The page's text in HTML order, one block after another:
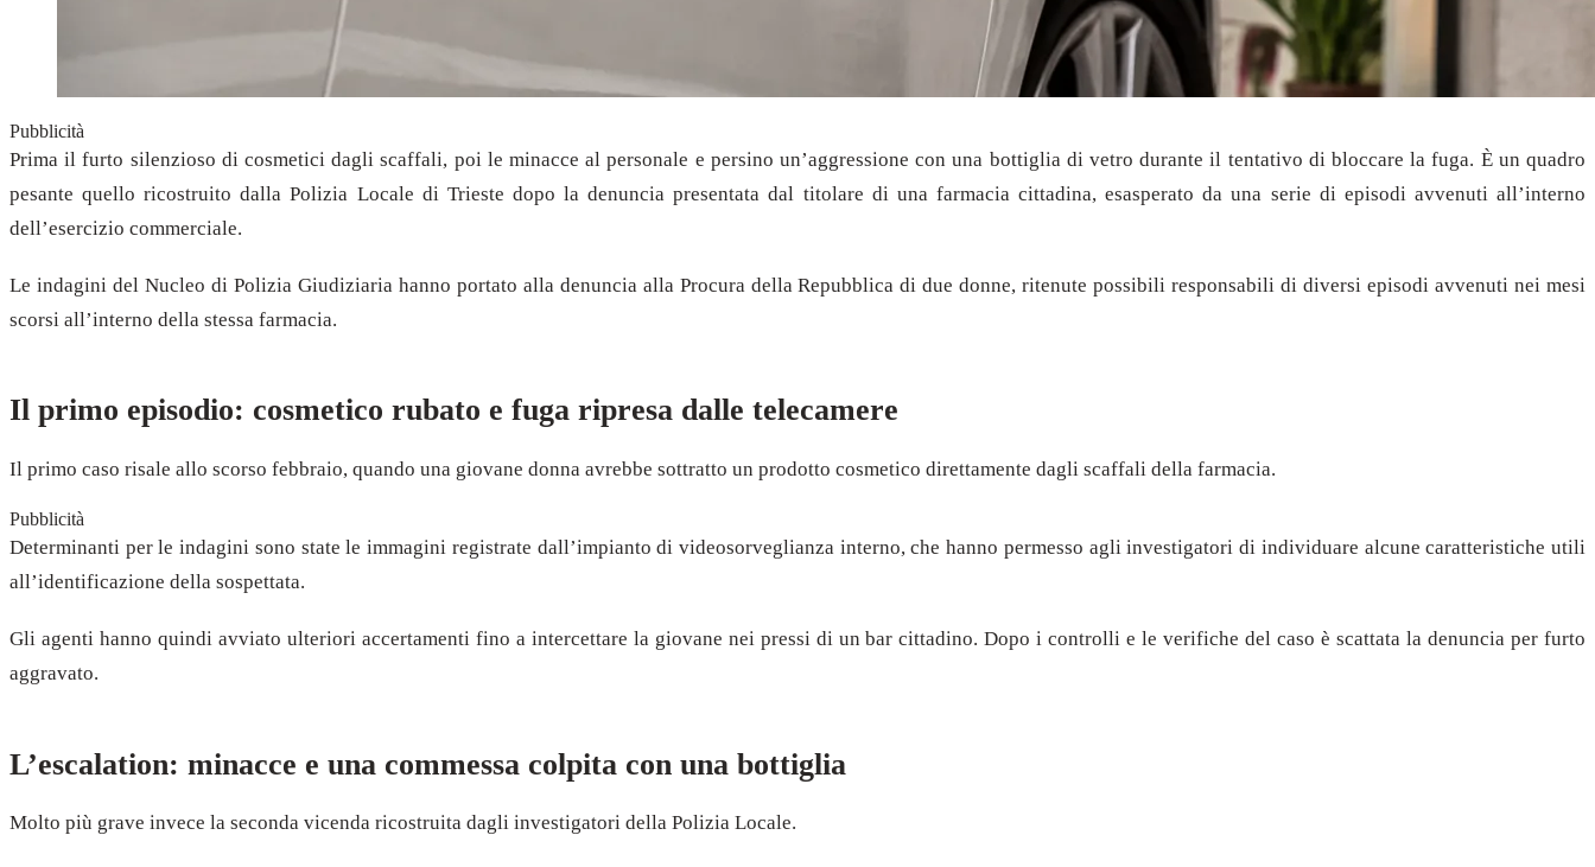
Pubblicità
Prima il furto silenzioso di cosmetici dagli scaffali, poi le minacce al personale e persino un’aggressione con una bottiglia di vetro durante il tentativo di bloccare la fuga. È un quadro
pesante quello ricostruito dalla Polizia Locale di Trieste dopo la denuncia presentata dal titolare di una farmacia cittadina, esasperato da una serie di episodi avvenuti all’interno
dell’esercizio commerciale.
Le indagini del Nucleo di Polizia Giudiziaria hanno portato alla denuncia alla Procura della Repubblica di due donne, ritenute possibili responsabili di diversi episodi avvenuti nei mesi
scorsi all’interno della stessa farmacia.
Il primo episodio: cosmetico rubato e fuga ripresa dalle telecamere
Il primo caso risale allo scorso febbraio, quando una giovane donna avrebbe sottratto un prodotto cosmetico direttamente dagli scaffali della farmacia.
Pubblicità
Determinanti per le indagini sono state le immagini registrate dall’impianto di videosorveglianza interno, che hanno permesso agli investigatori di individuare alcune caratteristiche utili
all’identificazione della sospettata.
Gli agenti hanno quindi avviato ulteriori accertamenti fino a intercettare la giovane nei pressi di un bar cittadino. Dopo i controlli e le verifiche del caso è scattata la denuncia per furto
aggravato.
L’escalation: minacce e una commessa colpita con una bottiglia
Molto più grave invece la seconda vicenda ricostruita dagli investigatori della Polizia Locale.